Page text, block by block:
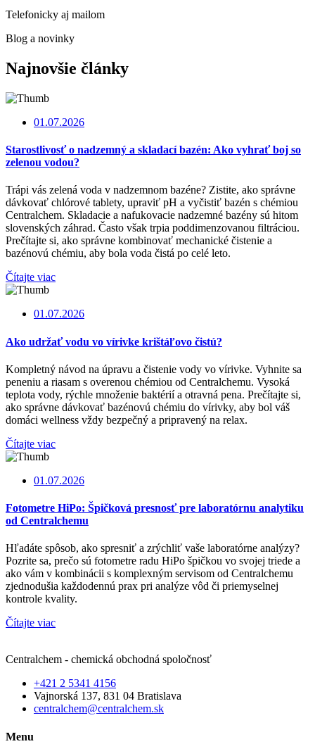
Telefonicky aj mailom
Blog a novinky
Najnovšie články
01.07.2026
Starostlivosť o nadzemný a skladací bazén: Ako vyhrať boj so
zelenou vodou?
Trápi vás zelená voda v nadzemnom bazéne? Zistite, ako správne
dávkovať chlórové tablety, upraviť pH a vyčistiť bazén s chémiou
Centralchem. Skladacie a nafukovacie nadzemné bazény sú hitom
slovenských záhrad. Často však trpia poddimenzovanou filtráciou.
Prečítajte si, ako správne kombinovať mechanické čistenie a
bazénovú chémiu, aby bola voda čistá po celé leto.
Čítajte viac
01.07.2026
Ako udržať vodu vo vírivke krištáľovo čistú?
Kompletný návod na úpravu a čistenie vody vo vírivke. Vyhnite sa
peneniu a riasam s overenou chémiou od Centralchemu. Vysoká
teplota vody, rýchle množenie baktérií a otravná pena. Prečítajte si,
ako správne dávkovať bazénovú chémiu do vírivky, aby bol váš
domáci wellness vždy bezpečný a pripravený na relax.
Čítajte viac
01.07.2026
Fotometre HiPo: Špičková presnosť pre laboratórnu analytiku
od Centralchemu
Hľadáte spôsob, ako spresniť a zrýchliť vaše laboratórne analýzy?
Pozrite sa, prečo sú fotometre radu HiPo špičkou vo svojej triede a
ako vám v kombinácii s komplexným servisom od Centralchemu
zjednodušia každodennú prax pri analýze vôd či priemyselnej
kontrole kvality.
Čítajte viac
Centralchem - chemická obchodná spoločnosť
+421 2 5341 4156
Vajnorská 137, 831 04 Bratislava
centralchem@centralchem.sk
Menu